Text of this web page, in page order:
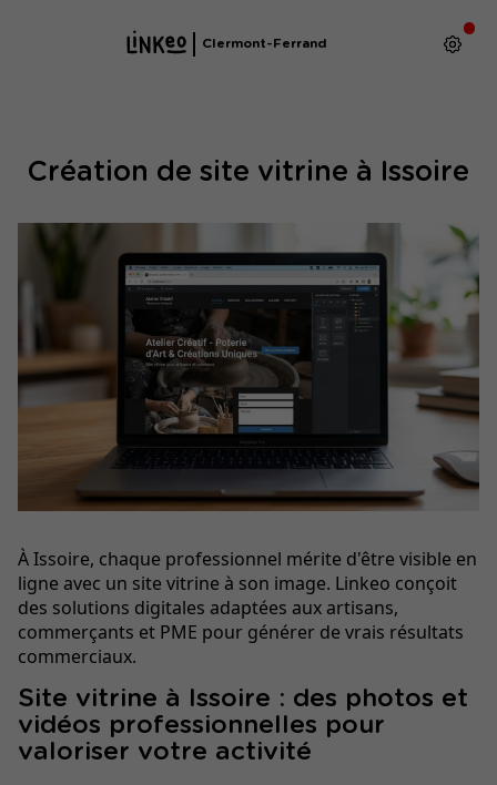
Clermont-Ferrand
Création de site vitrine à Issoire
À Issoire, chaque professionnel mérite d'être visible en
ligne avec un site vitrine à son image. Linkeo conçoit
des solutions digitales adaptées aux artisans,
commerçants et PME pour générer de vrais résultats
commerciaux.
Site vitrine à Issoire : des photos et
vidéos professionnelles pour
valoriser votre activité